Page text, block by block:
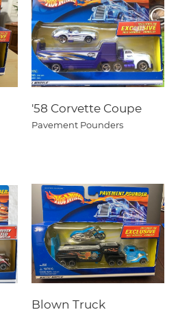
'58 Corvette Coupe
Pavement Pounders
Blown Truck